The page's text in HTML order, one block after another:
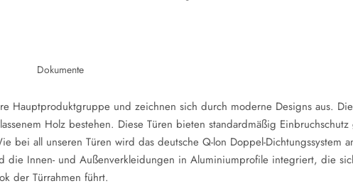
Dokumente
Hauptproduktgruppe und zeichnen sich durch moderne Designs aus.
Holz bestehen. Diese Türen bieten standardmäßig
bei all unseren Türen wird das deutsche Q-lon Doppel-Dichtungssystem
die Innen- und Außenverkleidungen in Aluminiumprofile integriert, die
der Türrahmen führt.